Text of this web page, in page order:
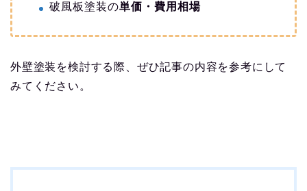
破風板塗装の単価・費用相場
外壁塗装を検討する際、ぜひ記事の内容を参考にして
みてください。